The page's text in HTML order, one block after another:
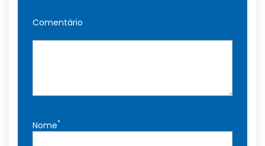
Comentário
Nome*